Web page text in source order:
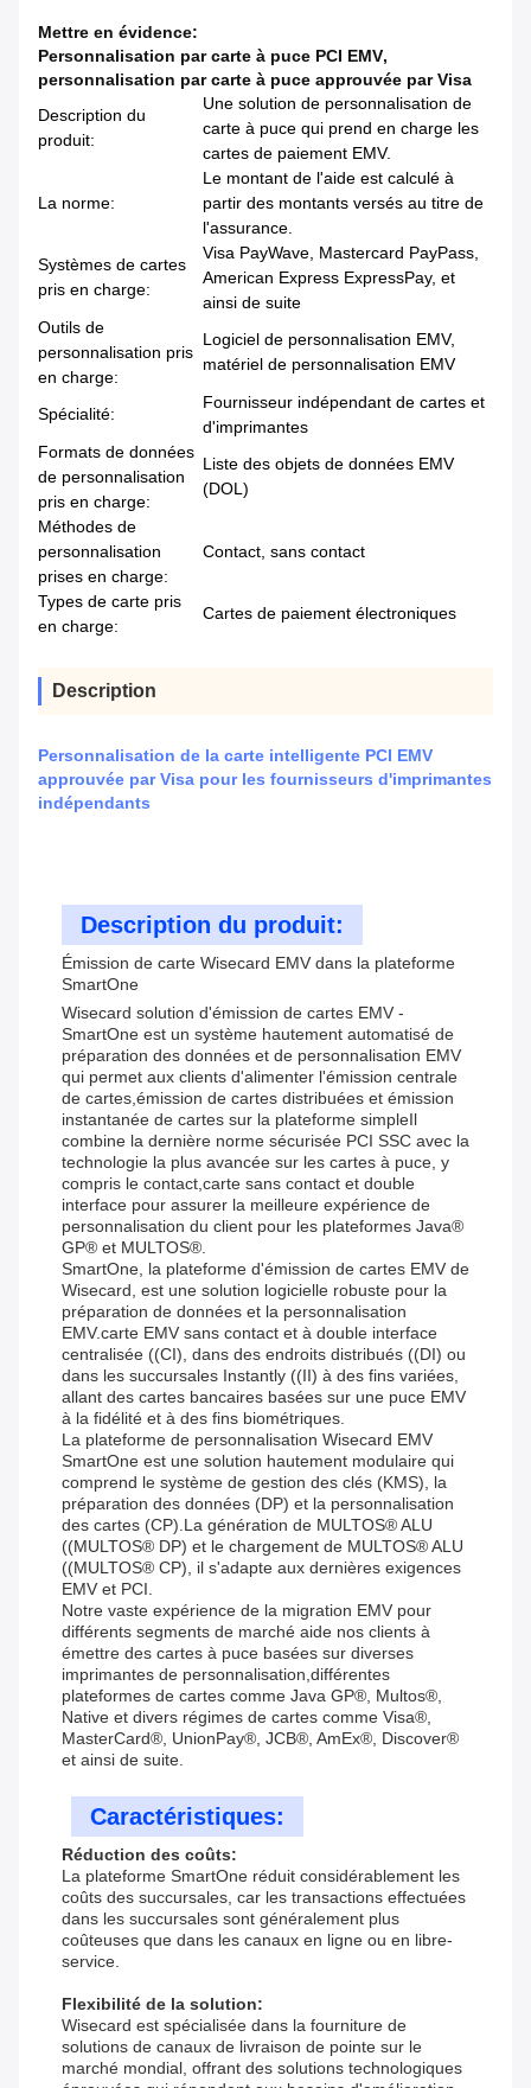
Mettre en évidence:
Personnalisation par carte à puce PCI EMV,
personnalisation par carte à puce approuvée par Visa
Description du
produit:
Une solution de personnalisation de
carte à puce qui prend en charge les
cartes de paiement EMV.
La norme:
Le montant de l'aide est calculé à
partir des montants versés au titre de
l'assurance.
Systèmes de cartes
pris en charge:
Visa PayWave, Mastercard PayPass,
American Express ExpressPay, et
ainsi de suite
Outils de
personnalisation pris
en charge:
Logiciel de personnalisation EMV,
matériel de personnalisation EMV
Spécialité:
Fournisseur indépendant de cartes et
d'imprimantes
Formats de données
de personnalisation
pris en charge:
Liste des objets de données EMV
(DOL)
Méthodes de
personnalisation
prises en charge:
Contact, sans contact
Types de carte pris
en charge:
Cartes de paiement électroniques
Description
Personnalisation de la carte intelligente PCI EMV
approuvée par Visa pour les fournisseurs d'imprimantes
indépendants
Description du produit:
Émission de carte Wisecard EMV dans la plateforme
SmartOne
Wisecard solution d'émission de cartes EMV -
SmartOne est un système hautement automatisé de
préparation des données et de personnalisation EMV
qui permet aux clients d'alimenter l'émission centrale
de cartes,émission de cartes distribuées et émission
instantanée de cartes sur la plateforme simpleIl
combine la dernière norme sécurisée PCI SSC avec la
technologie la plus avancée sur les cartes à puce, y
compris le contact,carte sans contact et double
interface pour assurer la meilleure expérience de
personnalisation du client pour les plateformes Java®
GP® et MULTOS®.
SmartOne, la plateforme d'émission de cartes EMV de
Wisecard, est une solution logicielle robuste pour la
préparation de données et la personnalisation
EMV.carte EMV sans contact et à double interface
centralisée ((CI), dans des endroits distribués ((DI) ou
dans les succursales Instantly ((II) à des fins variées,
allant des cartes bancaires basées sur une puce EMV
à la fidélité et à des fins biométriques.
La plateforme de personnalisation Wisecard EMV
SmartOne est une solution hautement modulaire qui
comprend le système de gestion des clés (KMS), la
préparation des données (DP) et la personnalisation
des cartes (CP).La génération de MULTOS® ALU
((MULTOS® DP) et le chargement de MULTOS® ALU
((MULTOS® CP), il s'adapte aux dernières exigences
EMV et PCI.
Notre vaste expérience de la migration EMV pour
différents segments de marché aide nos clients à
émettre des cartes à puce basées sur diverses
imprimantes de personnalisation,différentes
plateformes de cartes comme Java GP®, Multos®,
Native et divers régimes de cartes comme Visa®,
MasterCard®, UnionPay®, JCB®, AmEx®, Discover®
et ainsi de suite.
Caractéristiques:
Réduction des coûts:
La plateforme SmartOne réduit considérablement les
coûts des succursales, car les transactions effectuées
dans les succursales sont généralement plus
coûteuses que dans les canaux en ligne ou en libre-
service.
Flexibilité de la solution:
Wisecard est spécialisée dans la fourniture de
solutions de canaux de livraison de pointe sur le
marché mondial, offrant des solutions technologiques